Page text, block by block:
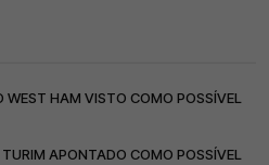
WEST HAM VISTO COMO POSSÍVEL
APONTADO COMO POSSÍVEL